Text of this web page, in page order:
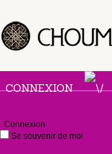
CONNEXION
Connexion
Se souvenir de moi